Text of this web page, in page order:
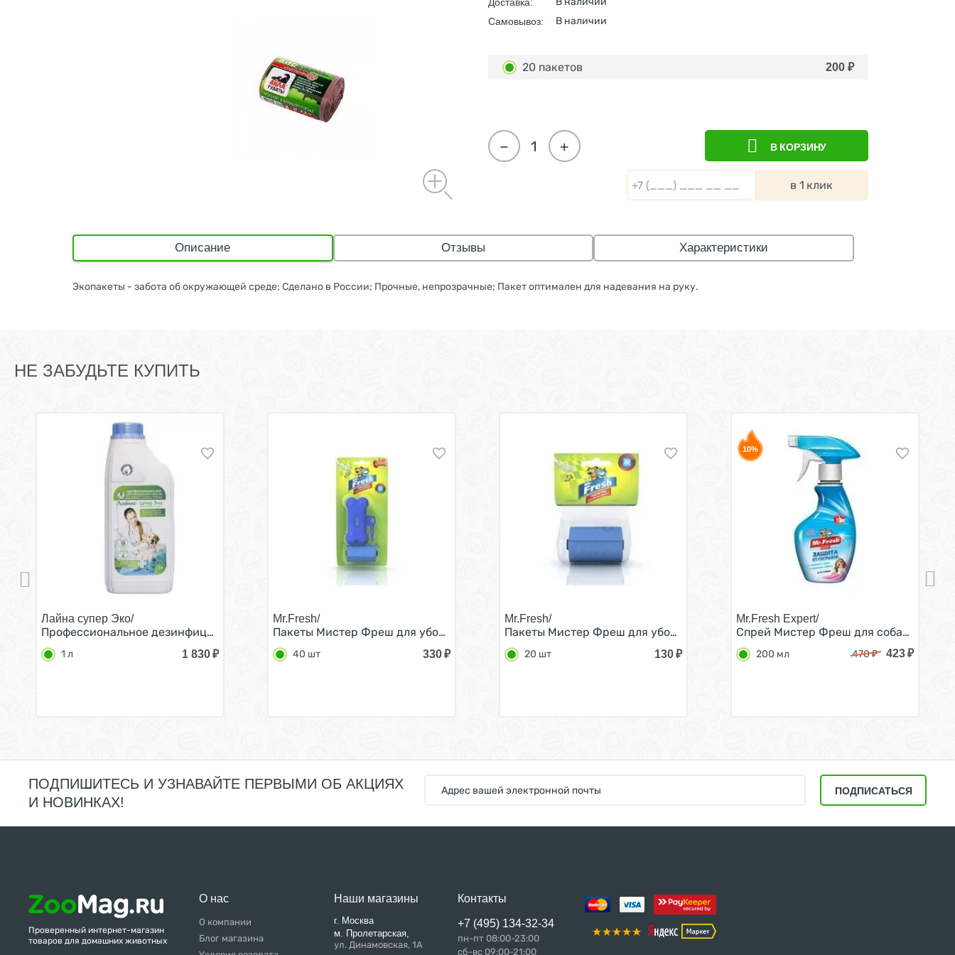
Самовывоз: В наличии
20 пакетов 200 ₽
+
− В КОРЗИНУ
в 1 клик
Описание Отзывы Характеристики
Экопакеты - забота об окружающей среде; Сделано в России; Прочные, непрозрачные; Пакет оптимален для надевания на руку.
НЕ ЗАБУДЬТЕ КУПИТЬ
Лайна супер Эко/
Профессиональное дезинфицирующее средство для ветеринарных клиник 1 л
1 л 1 830₽
Mr.Fresh/
Пакеты Мистер Фреш для уборки фекалий с Брелоком-держателем 40 шт
40 шт 330₽
Mr.Fresh/
Пакеты Мистер Фреш для уборки фекалий Сменный рулон 20 шт
20 шт 130₽
10%
Mr.Fresh Expert/
Спрей Мистер Фреш для собак Защита
200 мл 470₽ 423₽
ПОДПИШИТЕСЬ И УЗНАВАЙТЕ ПЕРВЫМИ ОБ АКЦИЯХ
И НОВИНКАХ!
ПОДПИСАТЬСЯ
Проверенный интернет-магазин
товаров для домашних животных
О нас
О компании
Блог магазина
Наши магазины
г. Москва
м. Пролетарская,
ул. Динамовская, 1А
Контакты
+7 (495) 134-32-34
пн-пт 08:00-23:00
сб-вс 09:00-21:00